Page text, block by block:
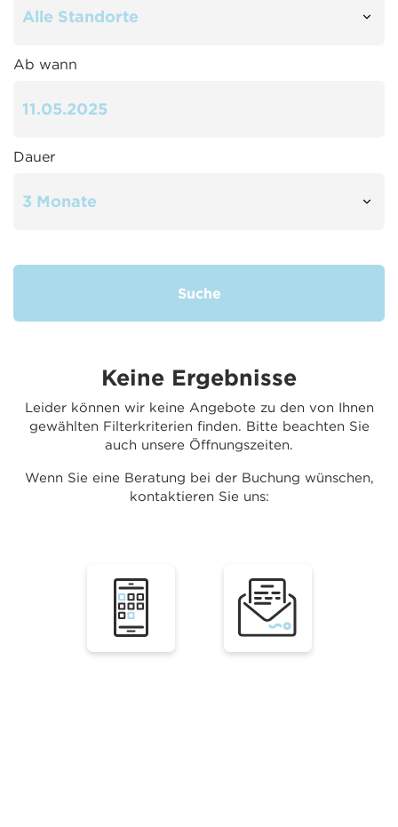
Ab wann
Dauer
Suche
Keine Ergebnisse
Leider können wir keine Angebote zu den von Ihnen
gewählten Filterkriterien finden. Bitte beachten Sie
auch unsere Öffnungszeiten.
Wenn Sie eine Beratung bei der Buchung wünschen,
kontaktieren Sie uns: